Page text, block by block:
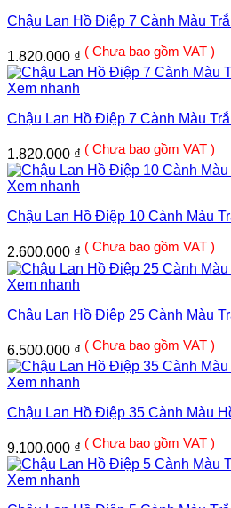
Chậu Lan Hồ Điệp 7 Cành Màu
1.820.000 ₫ ( Chưa bao gồm VAT )
Xem nhanh
Chậu Lan Hồ Điệp 7 Cành Màu
1.820.000 ₫ ( Chưa bao gồm VAT )
Xem nhanh
Chậu Lan Hồ Điệp 10 Cành Màu
2.600.000 ₫ ( Chưa bao gồm VAT )
Xem nhanh
Chậu Lan Hồ Điệp 25 Cành Màu
6.500.000 ₫ ( Chưa bao gồm VAT )
Xem nhanh
Chậu Lan Hồ Điệp 35 Cành Màu
9.100.000 ₫ ( Chưa bao gồm VAT )
Xem nhanh